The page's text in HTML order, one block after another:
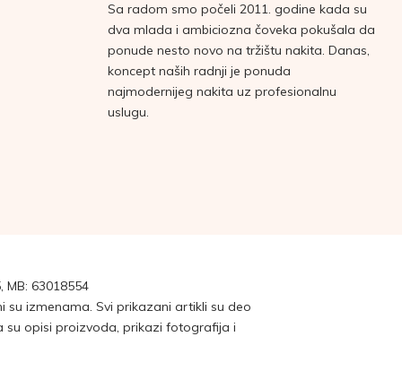
Sa radom smo počeli 2011. godine kada su
dva mlada i ambiciozna čoveka pokušala da
ponude nesto novo na tržištu nakita. Danas,
koncept naših radnji je ponuda
najmodernijeg nakita uz profesionalnu
uslugu.
MB: 63018554
izmenama. Svi prikazani artikli su deo
su opisi proizvoda, prikazi fotografija i